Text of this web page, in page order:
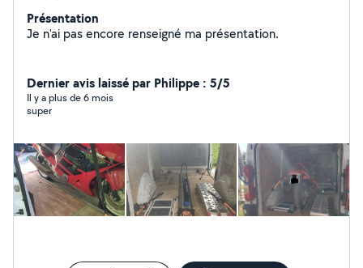
Présentation
Je n'ai pas encore renseigné ma présentation.
Dernier avis laissé par Philippe : 5/5
Il y a plus de 6 mois
super